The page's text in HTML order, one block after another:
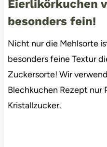
Eierlikörkuchen
besonders fein!
Nicht nur die Mehlsorte
besonders feine Textur
Zuckersorte! Wir
Blechkuchen Rezept nur
Kristallzucker.